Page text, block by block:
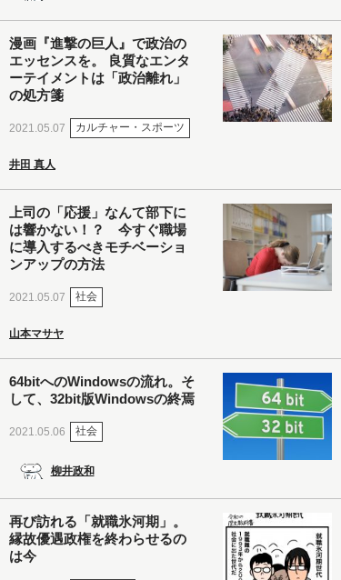
漫画『進撃の巨人』で政治の
エッセンスを。 良質なエンタ
ーテイメントは「政治離れ」
の処方箋
2021.05.07 カルチャー・スポーツ
井田 真人
上司の「応援」なんて部下に
は響かない！？ 今すぐ職場
に導入するべきモチベーショ
ンアップの方法
2021.05.07 社会
山本マサヤ
64bitへのWindowsの流れ。そ
して、32bit版Windowsの終焉
2021.05.06 社会
柳井政和
再び訪れる「就職氷河期」。
縁故優遇政権を終わらせるの
は今